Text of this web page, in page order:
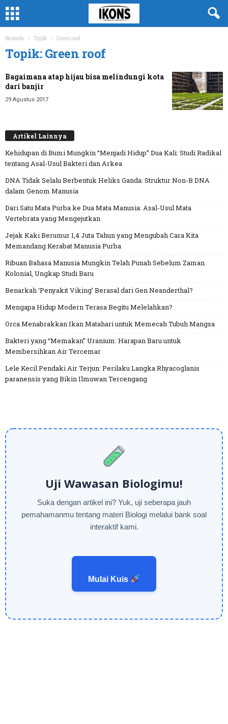
Beranda Topik Green roof
Topik: Green roof
Bagaimana atap hijau bisa melindungi kota
dari banjir
29 Agustus 2017
Artikel Lainnya
Kehidupan di Bumi Mungkin “Menjadi Hidup” Dua Kali: Studi Radikal
tentang Asal-Usul Bakteri dan Arkea
DNA Tidak Selalu Berbentuk Heliks Ganda: Struktur Non-B DNA
dalam Genom Manusia
Dari Satu Mata Purba ke Dua Mata Manusia: Asal-Usul Mata
Vertebrata yang Mengejutkan
Jejak Kaki Berumur 1,4 Juta Tahun yang Mengubah Cara Kita
Memandang Kerabat Manusia Purba
Ribuan Bahasa Manusia Mungkin Telah Punah Sebelum Zaman
Kolonial, Ungkap Studi Baru
Benarkah ‘Penyakit Viking’ Berasal dari Gen Neanderthal?
Mengapa Hidup Modern Terasa Begitu Melelahkan?
Orca Menabrakkan Ikan Matahari untuk Memecah Tubuh Mangsa
Bakteri yang “Memakan” Uranium: Harapan Baru untuk
Membersihkan Air Tercemar
Lele Kecil Pendaki Air Terjun: Perilaku Langka Rhyacoglanis
paranensis yang Bikin Ilmuwan Tercengang
Uji Wawasan Biologimu!
Suka dengan artikel ini? Yuk, uji seberapa jauh
pemahamanmu tentang materi Biologi melalui bank soal
interaktif kami.
Mulai Kuis